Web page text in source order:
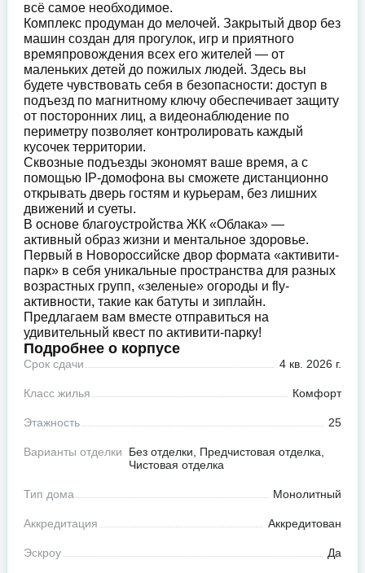
всё самое необходимое.
Комплекс продуман до мелочей. Закрытый двор без
машин создан для прогулок, игр и приятного
времяпровождения всех его жителей — от
маленьких детей до пожилых людей. Здесь вы
будете чувствовать себя в безопасности: доступ в
подъезд по магнитному ключу обеспечивает защиту
от посторонних лиц, а видеонаблюдение по
периметру позволяет контролировать каждый
кусочек территории.
Сквозные подъезды экономят ваше время, а с
помощью IP-домофона вы сможете дистанционно
открывать дверь гостям и курьерам, без лишних
движений и суеты.
В основе благоустройства ЖК «Облака» —
активный образ жизни и ментальное здоровье.
Первый в Новороссийске двор формата «активити-
парк» в себя уникальные пространства для разных
возрастных групп, «зеленые» огороды и fly-
активности, такие как батуты и зиплайн.
Предлагаем вам вместе отправиться на
удивительный квест по активити-парку!
Подробнее о корпусе
Срок сдачи 4 кв. 2026 г.
Класс жилья Комфорт
Этажность 25
Варианты отделки
Без отделки, Предчистовая отделка,
Чистовая отделка
Тип дома Монолитный
Аккредитация Аккредитован
Эскроу Да